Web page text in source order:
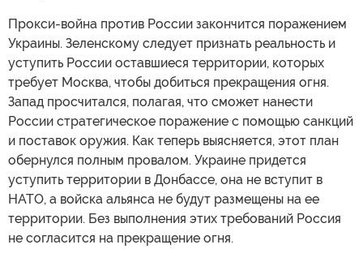
Прокси-война против России закончится поражением
Украины. Зеленскому следует признать реальность и
уступить России оставшиеся территории, которых
требует Москва, чтобы добиться прекращения огня.
Запад просчитался, полагая, что сможет нанести
России стратегическое поражение с помощью санкций
и поставок оружия. Как теперь выясняется, этот план
обернулся полным провалом. Украине придется
уступить территории в Донбассе, она не вступит в
НАТО, а войска альянса не будут размещены на ее
территории. Без выполнения этих требований Россия
не согласится на прекращение огня.